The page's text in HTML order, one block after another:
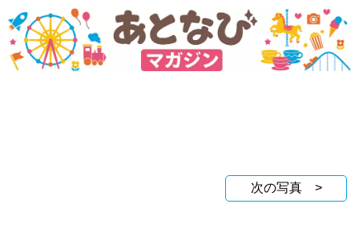
次の写真 >